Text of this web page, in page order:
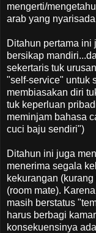
mengerti/
arab yang
Ditahun pertama ini
bersikap
sekertaris tuk
"self-service" untuk
membiasakan diri
tuk keperluan
meminjam bahasa
cuci baju sendiri")
Ditahun ini juga
menerima segala
kekurangan
(room mate).
masih berstatus
harus berbagi
konsekuensinya